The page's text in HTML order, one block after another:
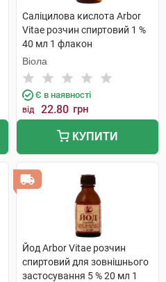
Саліцилова кислота Arbor
Vitae розчин спиртовий 1 %
40 мл 1 флакон
Віола
Є в наявності
від 22.80 грн
КУПИТИ
Йод Arbor Vitae розчин
спиртовий для зовнішнього
застосування 5 % 20 мл 1